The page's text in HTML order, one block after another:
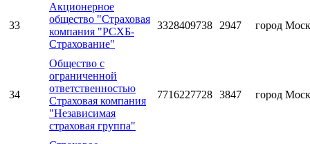
33
Акционерное
общество "Страховая
компания "РСХБ-
Страхование"
3328409738 2947 город
34
Общество с
ограниченной
ответственностью
Страховая компания
"Независимая
страховая группа"
7716227728 3847 город